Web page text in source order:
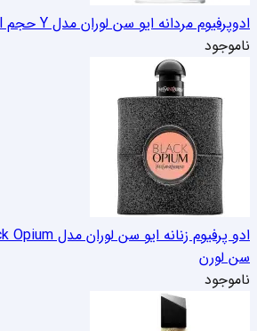
ادوپرفیوم مردانه ایو سن لوران مدل Y حجم 100ml
ناموجود
ادو پرفیوم زنانه ایو سن لوران مدل Black Opium حجم 90 میل
سن لورن
ناموجود